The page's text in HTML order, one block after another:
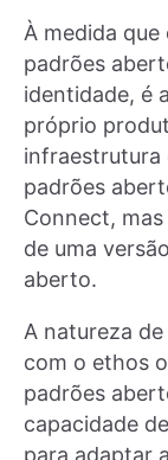
À medida
padrões
identidade, é
próprio
infraestrutura
padrões
Connect,
de uma
aberto.
A natureza
com o ethos
padrões
capacidade